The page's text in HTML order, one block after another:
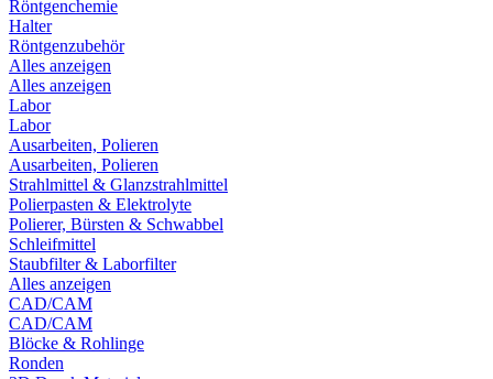
Röntgenchemie
Halter
Röntgenzubehör
Alles anzeigen
Alles anzeigen
Labor
Labor
Ausarbeiten, Polieren
Ausarbeiten, Polieren
Strahlmittel & Glanzstrahlmittel
Polierpasten & Elektrolyte
Polierer, Bürsten & Schwabbel
Schleifmittel
Staubfilter & Laborfilter
Alles anzeigen
CAD/CAM
CAD/CAM
Blöcke & Rohlinge
Ronden